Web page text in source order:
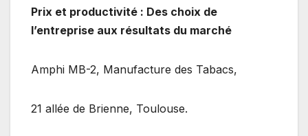
Prix et productivité : Des choix de
l’entreprise aux résultats du marché
Amphi MB-2, Manufacture des Tabacs,
21 allée de Brienne, Toulouse.